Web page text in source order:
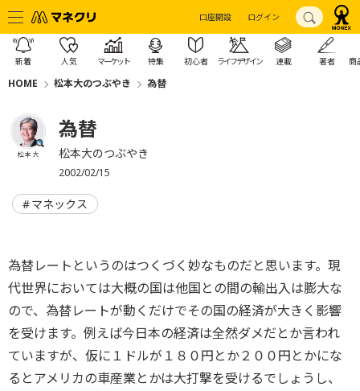
口座開設 ログイン
新着 人気 マーケット 特集 初心者 ライフデザイン 連載 著者 商
HOME 松本大のつぶやき 為替
松本 大
為替
松本大のつぶやき
2002/02/15
マネックス
為替レートというのはつくづく妙なものだと思います。現
代世界においては大概の国は他国との間の輸出入は膨大な
ので、為替レートが動くだけでその国の経済が大きく影響
を受けます。例えば今日本の経済は全然ダメだとか言われ
ていますが、仮に１ドルが１８０円とか２００円とかにな
るとアメリカの車産業とかは大打撃を受けるでしょうし、